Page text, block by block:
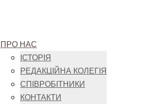
ПРО НАС
ІСТОРІЯ
РЕДАКЦІЙНА КОЛЕГІЯ
СПІВРОБІТНИКИ
КОНТАКТИ